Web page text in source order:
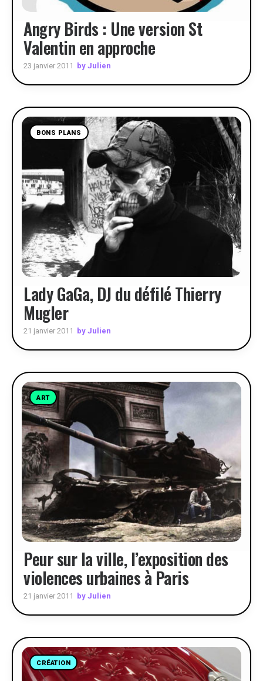
Angry Birds : Une version St
Valentin en approche
23 janvier 2011 by Julien
BONS PLANS
Lady GaGa, DJ du défilé Thierry
Mugler
21 janvier 2011 by Julien
ART
Peur sur la ville, l’exposition des
violences urbaines à Paris
21 janvier 2011 by Julien
CRÉATION